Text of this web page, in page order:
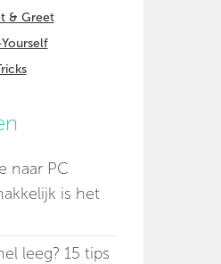
& Greet
naar PC
is het
leeg? 15 tips